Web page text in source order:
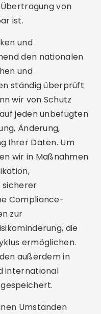
von
ist.
und
den nationalen
und
ständig überprüft
wir von Schutz
jeden unbefugten
Änderung,
Ihrer Daten. Um
wir in Maßnahmen
sicherer
Compliance-
zur
die
ermöglichen.
außerdem in
international
Umständen